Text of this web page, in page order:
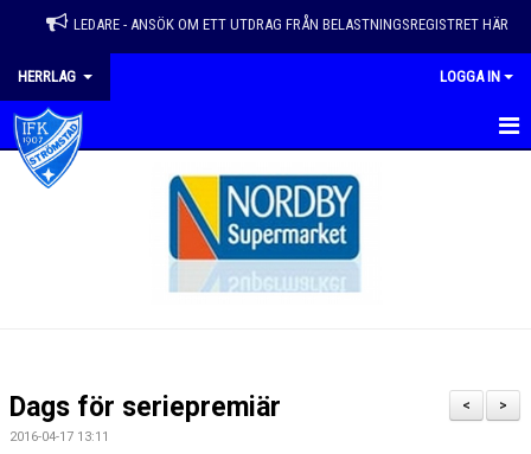
LEDARE - ANSÖK OM ETT UTDRAG FRÅN BELASTNINGSREGISTRET HÄR
HERRLAG LOGGA IN
HEM
DOKUMENT
>
<
Dags för seriepremiär
2016-04-17 13:11